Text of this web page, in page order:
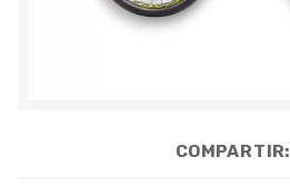
COMPARTIR: